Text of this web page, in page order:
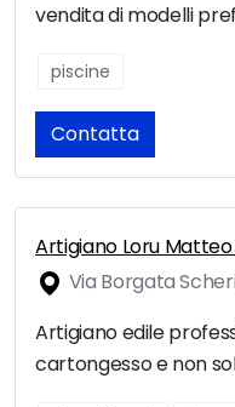
vendita di modelli
piscine
Contatta
Artigiano Loru
Via Borgata
Artigiano edile
cartongesso e non